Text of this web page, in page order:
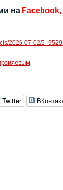
на Facebook,
2026-07-02/
Twitter